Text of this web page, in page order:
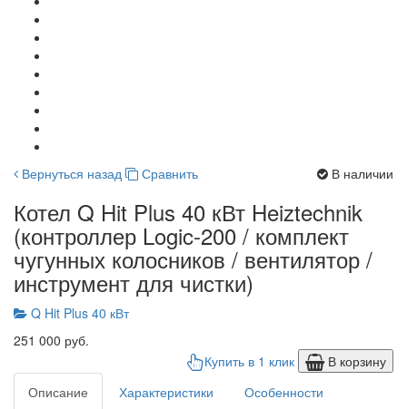
Вернуться назад Сравнить В наличии
Котел Q Hit Plus 40 кВт Heiztechnik
(контроллер Logic-200 / комплект
чугунных колосников / вентилятор /
инструмент для чистки)
Q Hit Plus 40 кВт
251 000 руб.
Купить в 1 клик
В корзину
Описание
Характеристики
Особенности